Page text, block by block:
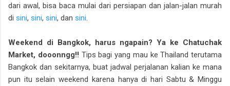
dari awal, bisa baca mulai dari persiapan dan jalan-jalan murah
di sini, sini, sini, dan sini
Weekend di Bangkok, harus ngapain? Ya ke Chatuchak
Market, dooonngg!! Tips bagi yang mau ke Thailand terutama
Bangkok dan sekitarnya, buat jadwal perjalanan kalian ke mana
pun itu selain weekend karena hanya di hari Sabtu & Minggu